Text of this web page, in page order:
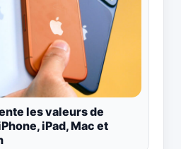
les valeurs de
iPad, Mac et